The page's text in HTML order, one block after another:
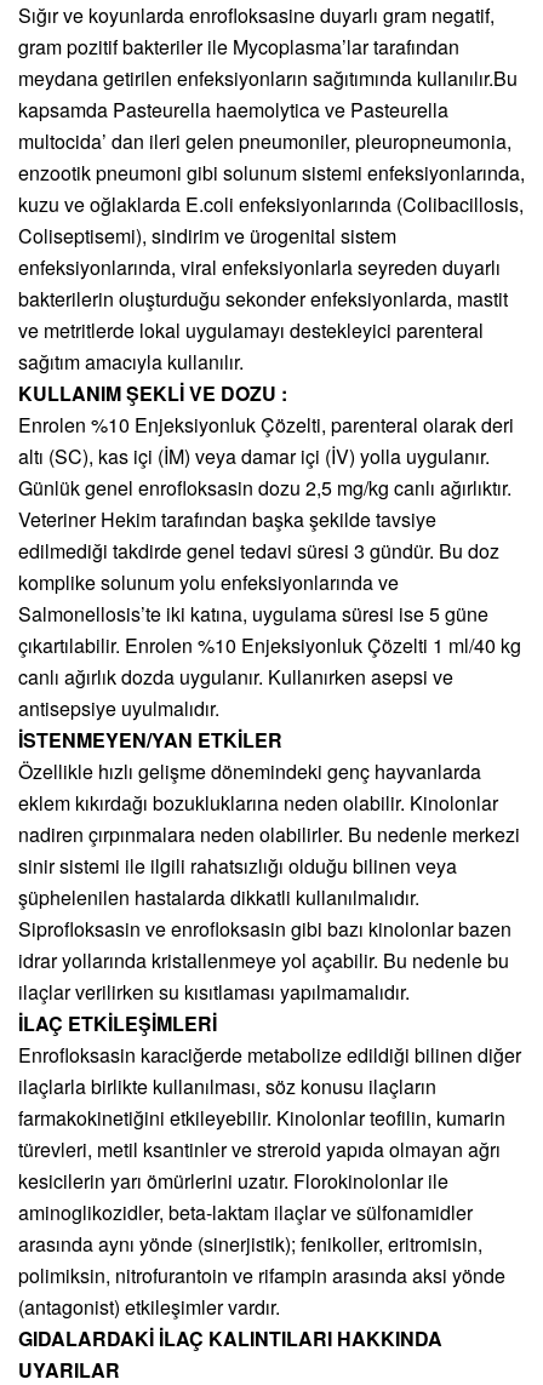
Sığır ve koyunlarda enrofloksasine duyarlı gram negatif,
gram pozitif bakteriler ile Mycoplasma’lar tarafından
meydana getirilen enfeksiyonların sağıtımında kullanılır.Bu
kapsamda Pasteurella haemolytica ve Pasteurella
multocida’ dan ileri gelen pneumoniler, pleuropneumonia,
enzootik pneumoni gibi solunum sistemi enfeksiyonlarında,
kuzu ve oğlaklarda E.coli enfeksiyonlarında (Colibacillosis,
Coliseptisemi), sindirim ve ürogenital sistem
enfeksiyonlarında, viral enfeksiyonlarla seyreden duyarlı
bakterilerin oluşturduğu sekonder enfeksiyonlarda, mastit
ve metritlerde lokal uygulamayı destekleyici parenteral
sağıtım amacıyla kullanılır.
KULLANIM ŞEKLİ VE DOZU :
Enrolen %10 Enjeksiyonluk Çözelti, parenteral olarak deri
altı (SC), kas içi (İM) veya damar içi (İV) yolla uygulanır.
Günlük genel enrofloksasin dozu 2,5 mg/kg canlı ağırlıktır.
Veteriner Hekim tarafından başka şekilde tavsiye
edilmediği takdirde genel tedavi süresi 3 gündür. Bu doz
komplike solunum yolu enfeksiyonlarında ve
Salmonellosis’te iki katına, uygulama süresi ise 5 güne
çıkartılabilir. Enrolen %10 Enjeksiyonluk Çözelti 1 ml/40 kg
canlı ağırlık dozda uygulanır. Kullanırken asepsi ve
antisepsiye uyulmalıdır.
İSTENMEYEN/YAN ETKİLER
Özellikle hızlı gelişme dönemindeki genç hayvanlarda
eklem kıkırdağı bozukluklarına neden olabilir. Kinolonlar
nadiren çırpınmalara neden olabilirler. Bu nedenle merkezi
sinir sistemi ile ilgili rahatsızlığı olduğu bilinen veya
şüphelenilen hastalarda dikkatli kullanılmalıdır.
Siprofloksasin ve enrofloksasin gibi bazı kinolonlar bazen
idrar yollarında kristallenmeye yol açabilir. Bu nedenle bu
ilaçlar verilirken su kısıtlaması yapılmamalıdır.
İLAÇ ETKİLEŞİMLERİ
Enrofloksasin karaciğerde metabolize edildiği bilinen diğer
ilaçlarla birlikte kullanılması, söz konusu ilaçların
farmakokinetiğini etkileyebilir. Kinolonlar teofilin, kumarin
türevleri, metil ksantinler ve streroid yapıda olmayan ağrı
kesicilerin yarı ömürlerini uzatır. Florokinolonlar ile
aminoglikozidler, beta-laktam ilaçlar ve sülfonamidler
arasında aynı yönde (sinerjistik); fenikoller, eritromisin,
polimiksin, nitrofurantoin ve rifampin arasında aksi yönde
(antagonist) etkileşimler vardır.
GIDALARDAKİ İLAÇ KALINTILARI HAKKINDA
UYARILAR